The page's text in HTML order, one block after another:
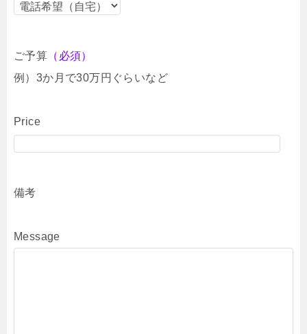
ご予算 （必須）
例）3か月で30万円ぐらいなど
Price
備考
Message